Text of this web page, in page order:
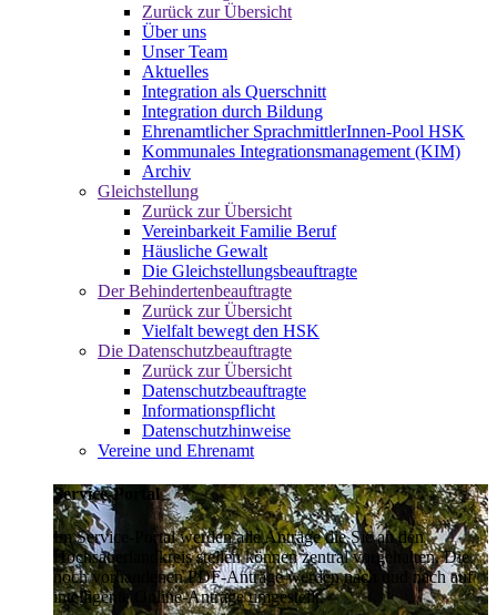
Zurück zur Übersicht
Über uns
Unser Team
Aktuelles
Integration als Querschnitt
Integration durch Bildung
Ehrenamtlicher SprachmittlerInnen-Pool HSK
Kommunales Integrationsmanagement (KIM)
Archiv
Gleichstellung
Zurück zur Übersicht
Vereinbarkeit Familie Beruf
Häusliche Gewalt
Die Gleichstellungsbeauftragte
Der Behindertenbeauftragte
Zurück zur Übersicht
Vielfalt bewegt den HSK
Die Datenschutzbeauftragte
Zurück zur Übersicht
Datenschutzbeauftragte
Informationspflicht
Datenschutzhinweise
Vereine und Ehrenamt
Service-Portal
Im Service-Portal werden alle Anträge die Sie an den
Hochsauerlandkreis stellen können zentral vorgehalten. Die
noch vorhandenen PDF-Anträge werden nach und nach auf
intelligente Online-Anträge umgestellt.